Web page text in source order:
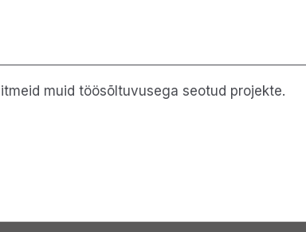
muid töösõltuvusega seotud projekte.